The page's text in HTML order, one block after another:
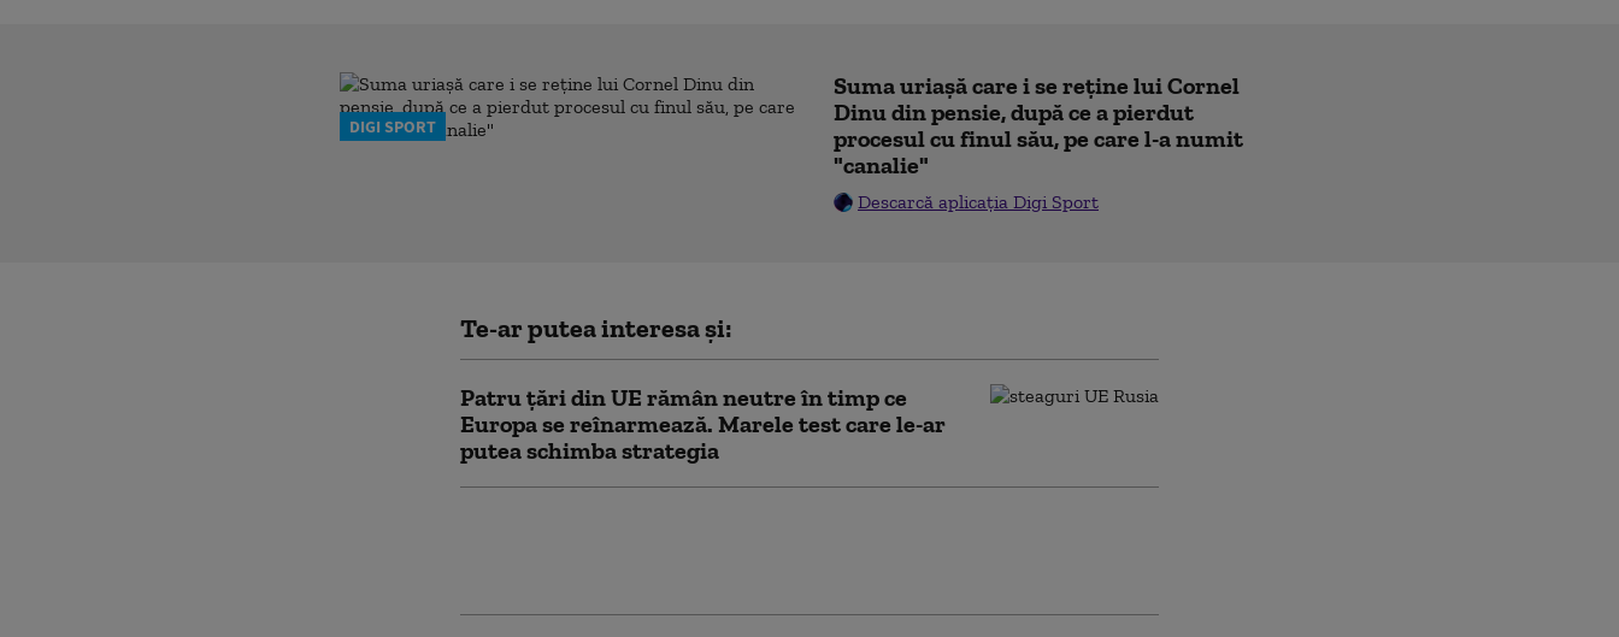
DIGI SPORT
Suma uriașă care i se reține lui Cornel
Dinu din pensie, după ce a pierdut
procesul cu finul său, pe care l-a numit
"canalie"
Descarcă aplicația Digi Sport
Te-ar putea interesa și:
Patru țări din UE rămân neutre în timp ce
Europa se reînarmează. Marele test care le-ar
putea schimba strategia